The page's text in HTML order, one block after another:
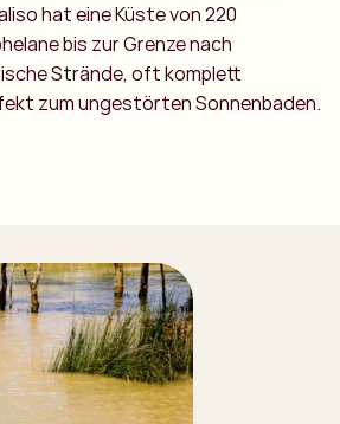
hat eine Küste von 220
bis zur Grenze nach
Strände, oft komplett
zum ungestörten Sonnenbaden.